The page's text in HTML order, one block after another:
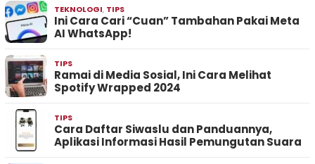
TEKNOLOGI, TIPS
Ini Cara Cari “Cuan” Tambahan Pakai Meta
AI WhatsApp!
TIPS
Ramai di Media Sosial, Ini Cara Melihat
Spotify Wrapped 2024
TIPS
Cara Daftar Siwaslu dan Panduannya,
Aplikasi Informasi Hasil Pemungutan Suara